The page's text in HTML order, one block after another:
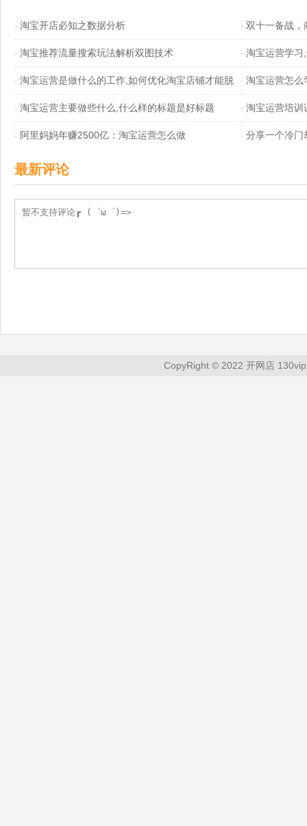
· 淘宝开店必知之数据分析 · 双十一备战，
流量
· 淘宝推荐流量搜索玩法解析双图技术 · 淘宝运营学习
· 淘宝运营是做什么的工作,如何优化淘宝店铺才能脱
颖而出
· 淘宝运营怎么
· 淘宝运营主要做些什么,什么样的标题是好标题 · 淘宝运营培训
· 阿里妈妈年赚2500亿：淘宝运营怎么做 · 分享一个冷门
最新评论
CopyRight © 2022 开网店